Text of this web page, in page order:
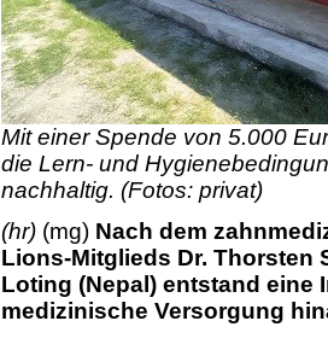
Mit einer Spende von 5.000
die Lern- und
nachhaltig. (Fotos: privat)
(hr) (mg) Nach dem
Lions-Mitglieds Dr. Thorsten
Loting (Nepal) entstand eine
medizinische Versorgung